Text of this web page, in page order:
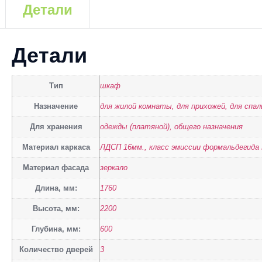
Детали
Детали
Тип шкаф
Назначение для жилой комнаты, для прихожей, для
Для хранения одежды (платяной), общего назначения
Материал каркаса ЛДСП 16мм., класс эмиссии формальдегида
Материал фасада зеркало
Длина, мм: 1760
Высота, мм: 2200
Глубина, мм: 600
Количество дверей 3